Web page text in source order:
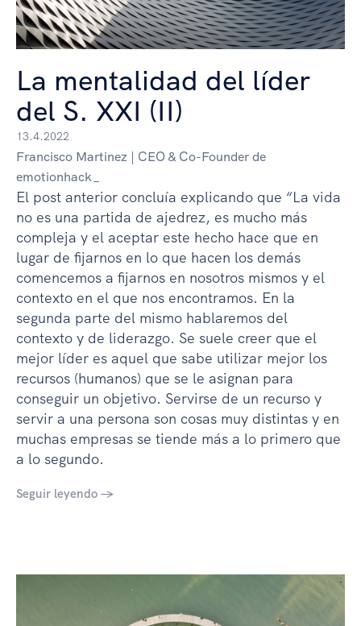
La mentalidad del líder
del S. XXI (II)
13.4.2022
Francisco Martinez | CEO & Co-Founder de
emotionhack_
El post anterior concluía explicando que “La vida
no es una partida de ajedrez, es mucho más
compleja y el aceptar este hecho hace que en
lugar de fijarnos en lo que hacen los demás
comencemos a fijarnos en nosotros mismos y el
contexto en el que nos encontramos. En la
segunda parte del mismo hablaremos del
contexto y de liderazgo. Se suele creer que el
mejor líder es aquel que sabe utilizar mejor los
recursos (humanos) que se le asignan para
conseguir un objetivo. Servirse de un recurso y
servir a una persona son cosas muy distintas y en
muchas empresas se tiende más a lo primero que
a lo segundo.
Seguir leyendo →